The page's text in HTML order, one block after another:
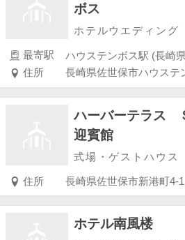
ボス
ホテルウエディング
最寄駅
ハウステンボス駅 (長崎
住所
長崎県佐世保市ハウステ
ハーバーテラス
迎賓館
式場・ゲストハウス
住所 長崎県佐世保市新港町4-1
ホテル南風楼